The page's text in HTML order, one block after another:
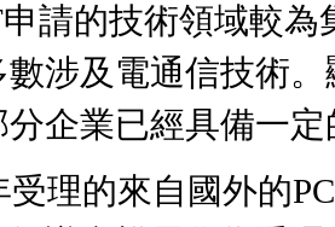
的技術領域較為
涉及電通信技術
企業已經具備一
的來自國外的